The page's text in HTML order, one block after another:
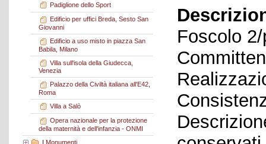
Padiglione dello Sport
Edificio per uffici Breda, Sesto San
Giovanni
Edificio a uso misto in piazza San
Babila, Milano
Villa sull'isola della Giudecca,
Venezia
Palazzo della Civiltà italiana all'E42,
Roma
Villa a Salò
Opera nazionale per la protezione
della maternità e dell'infanzia - ONMI
| Monumenti
Foscolo